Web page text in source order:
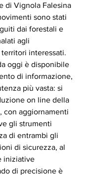
di Vignola Falesina
sono stati
dai forestali e
agli
interessati.
oggi è disponibile
di informazione,
più vasta: si
on line della
con aggiornamenti
gli strumenti
di entrambi gli
di sicurezza, al
iniziative
di precisione è